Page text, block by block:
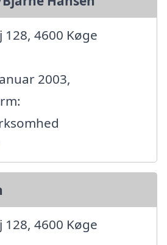
4600 Køge
2003,
4600 Køge